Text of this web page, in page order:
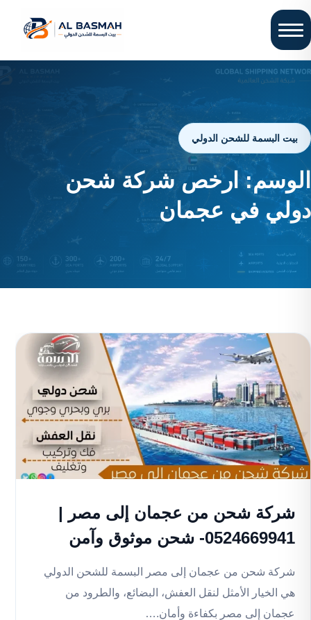
بيت البسمة للشحن الدولي
الوسم: ارخص شركة شحن
دولي في عجمان
شركة شحن من عجمان إلى مصر |
0524669941- شحن موثوق وآمن
شركة شحن من عجمان إلى مصر البسمة للشحن الدولي
هي الخيار الأمثل لنقل العفش، البضائع، والطرود من
عجمان إلى مصر بكفاءة وأمان.…